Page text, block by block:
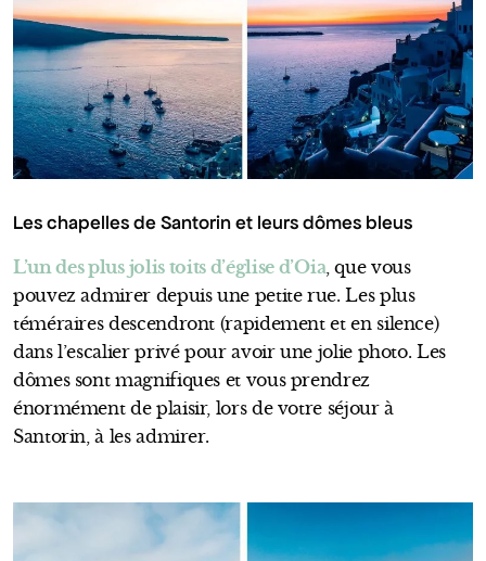
Les chapelles de Santorin et leurs dômes bleus
L’un des plus jolis toits d’église d’Oia , que vous
pouvez admirer depuis une petite rue. Les plus
téméraires descendront (rapidement et en silence)
dans l’escalier privé pour avoir une jolie photo. Les
dômes sont magnifiques et vous prendrez
énormément de plaisir, lors de votre séjour à
Santorin, à les admirer.